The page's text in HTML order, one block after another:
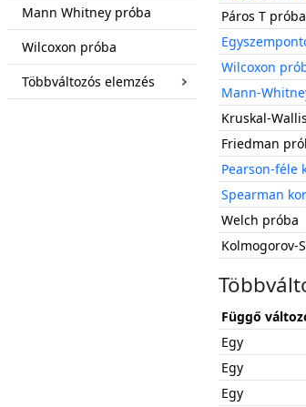
Mann Whitney próba
Wilcoxon próba
Többváltozós elemzés
Páros T próba
Wilcoxon
Mann-
Kruskal-
Friedman
Pearson-féle
Spearman
Welch próba
Kolmogorov-
Függő
Egy
Egy
Egy